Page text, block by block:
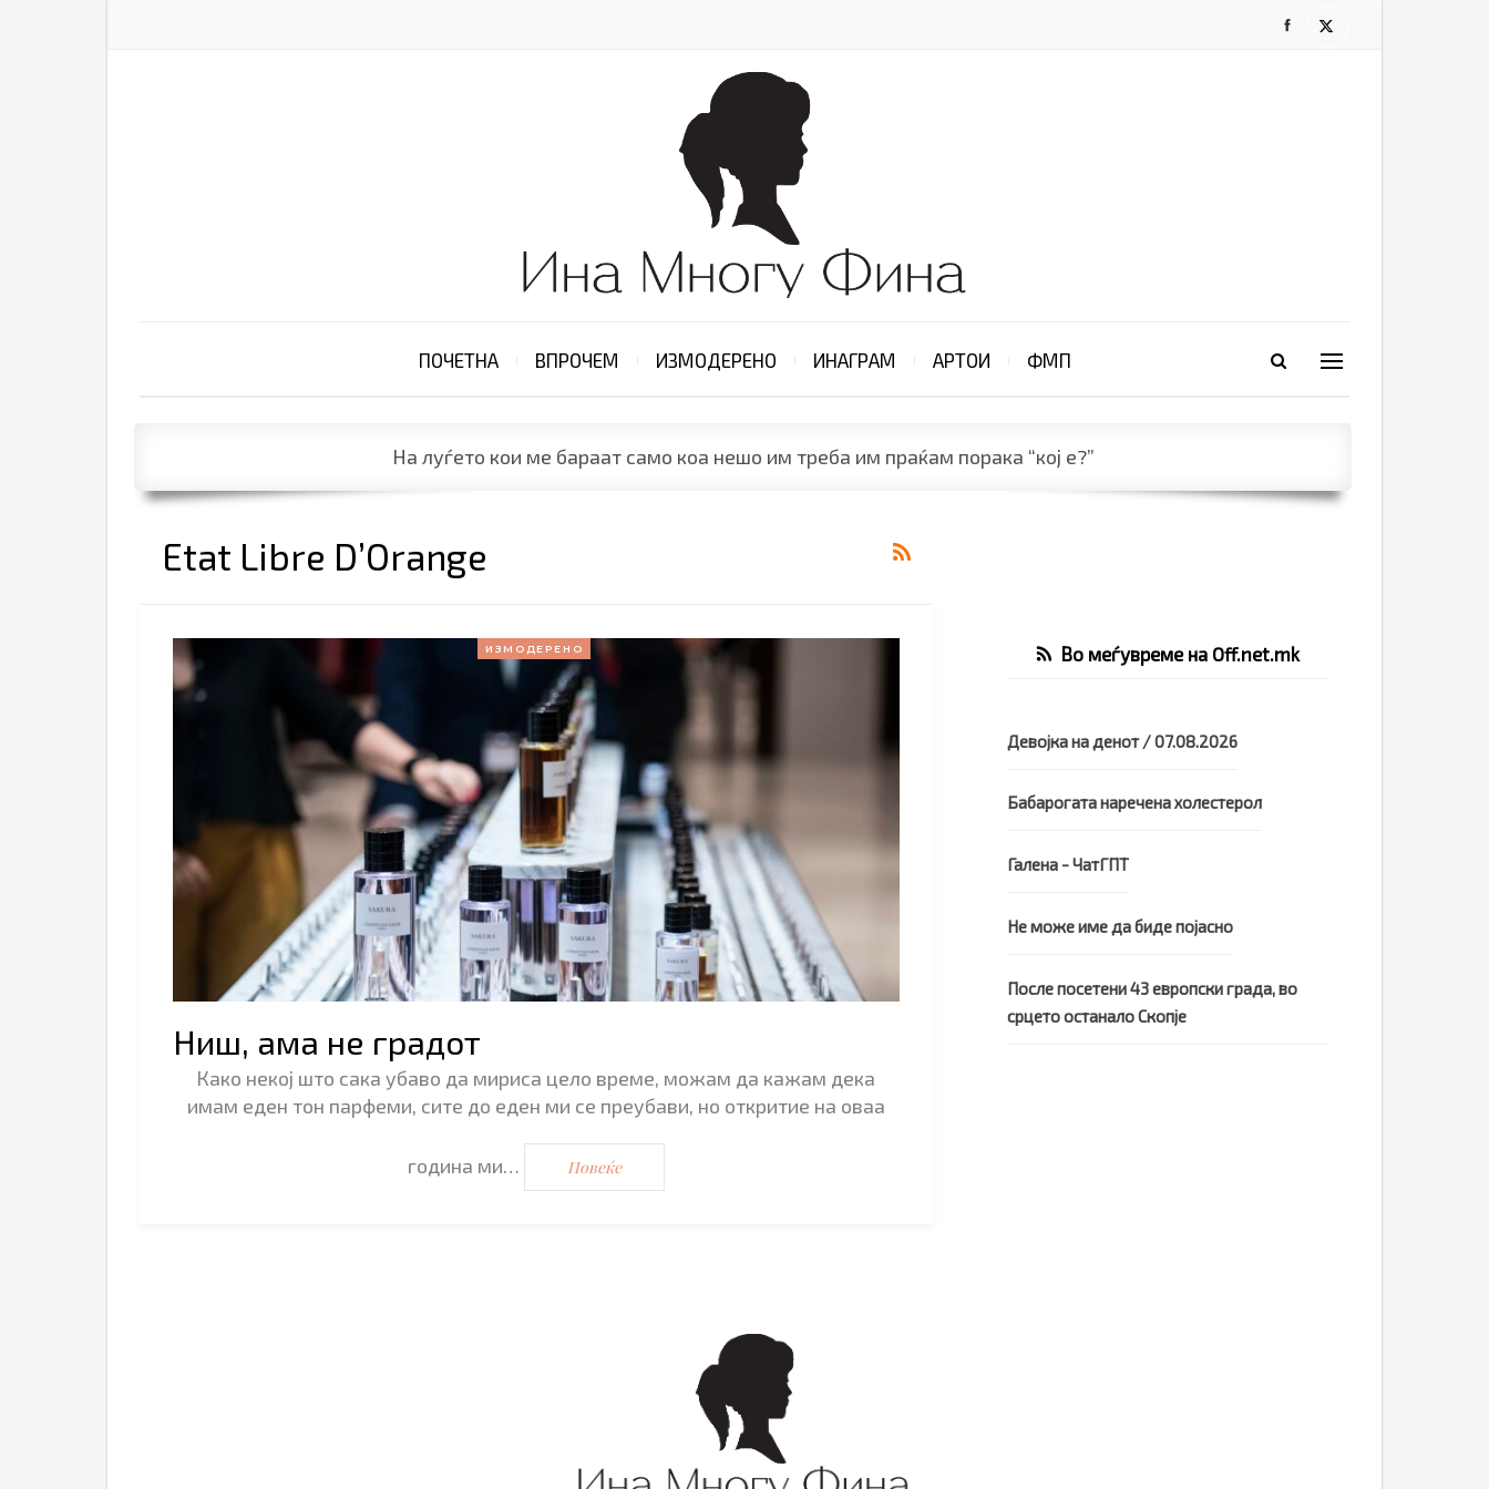
ПОЧЕТНА ВПРОЧЕМ ИЗМОДЕРЕНО ИНАГРАМ АРТОИ ФМП
На луѓето кои ме бараат само коа нешо им треба им праќам порака “кој е?”
Etat Libre D’Orange
ИЗМОДЕРЕНО
Ниш, ама не градот
Како некој што сака убаво да мириса цело време, можам да кажам дека
имам еден тон парфеми, сите до еден ми се преубави, но откритие на оваа
година ми… Повеќе
Во меѓувреме на Off.net.mk
Девојка на денот / 07.08.2026
Бабарогата наречена холестерол
Галена - ЧатГПТ
Не може име да биде појасно
После посетени 43 европски града, во
срцето останало Скопје